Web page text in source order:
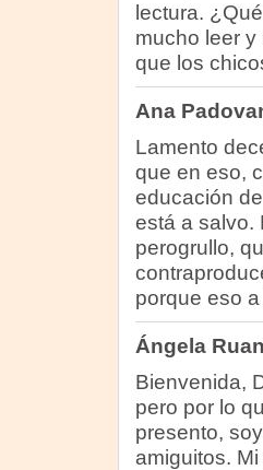
lectura.
mucho leer
que los
Ana
Lamento
que en eso,
educación
está a salvo.
perogrullo,
porque eso
Ángela
Bienvenida,
pero por lo
presento,
amiguitos.